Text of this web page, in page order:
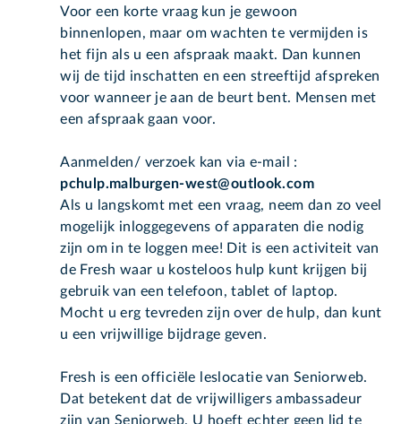
Voor een korte vraag kun je gewoon
binnenlopen, maar om wachten te vermijden is
het fijn als u een afspraak maakt. Dan kunnen
wij de tijd inschatten en een streeftijd afspreken
voor wanneer je aan de beurt bent. Mensen met
een afspraak gaan voor.
Aanmelden/ verzoek kan via e-mail :
pchulp.malburgen-west@outlook.com
Als u langskomt met een vraag, neem dan zo veel
mogelijk inloggegevens of apparaten die nodig
zijn om in te loggen mee! Dit is een activiteit van
de Fresh waar u kosteloos hulp kunt krijgen bij
gebruik van een telefoon, tablet of laptop.
Mocht u erg tevreden zijn over de hulp, dan kunt
u een vrijwillige bijdrage geven.
Fresh is een officiële leslocatie van Seniorweb.
Dat betekent dat de vrijwilligers ambassadeur
zijn van Seniorweb. U hoeft echter geen lid te